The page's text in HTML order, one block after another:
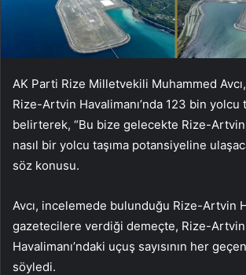
AK Parti Rize Milletvekili Muhammed
Rize-Artvin Havalimanı’nda 123 bin yolcu
belirterek, “Bu bize gelecekte Rize-Artvin
nasıl bir yolcu taşıma potansiyeline
söz konusu.
Avcı, incelemede bulunduğu Rize-Artvin
gazetecilere verdiği demeçte, Rize-Artvin
Havalimanı’ndaki uçuş sayısının her
söyledi.